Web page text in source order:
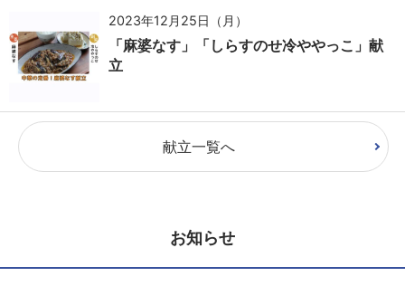
2023年12月25日（月）
「麻婆なす」「しらすのせ冷ややっこ」献
立
献立一覧へ
お知らせ